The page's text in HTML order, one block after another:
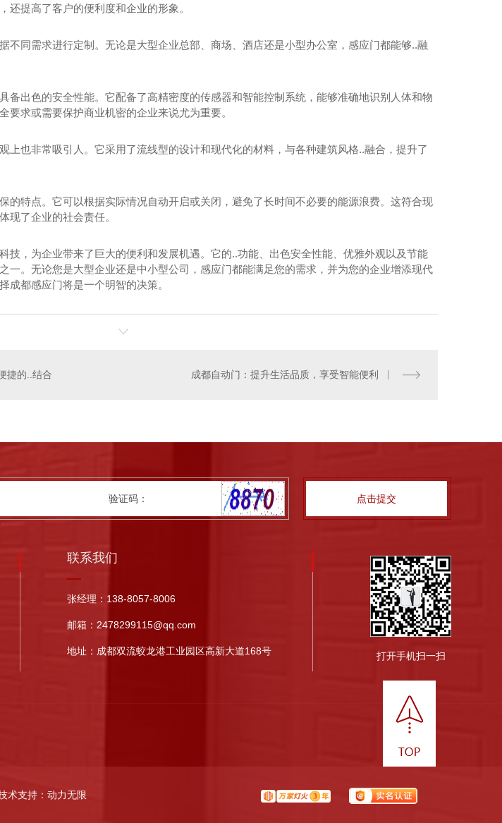
成都快速门安装
还提高了客户的便利度和企业的形象。
不同需求进行定制。无论是大型企业总部、商场、酒店还是小型办公室，感应门都能够..融
备出色的安全性能。它配备了高精密度的传感器和智能控制系统，能够准确地识别人体和物
要求或需要保护商业机密的企业来说尤为重要。
上也非常吸引人。它采用了流线型的设计和现代化的材料，与各种建筑风格..融合，提升了
的特点。它可以根据实际情况自动开启或关闭，避免了长时间不必要的能源浪费。这符合现
现了企业的社会责任。
技，为企业带来了巨大的便利和发展机遇。它的..功能、出色安全性能、优雅外观以及节能
一。无论您是大型企业还是中小型公司，感应门都能满足您的需求，并为您的企业增添现代
成都感应门将是一个明智的决策。
捷的..结合 成都自动门：提升生活品质，享受智能便利
点击提交
联系我们
张经理：138-8057-8006
邮箱：2478299115@qq.com
地址：成都双流蛟龙港工业园区高新大道168号 打开手机扫一扫
术支持： 动力无限